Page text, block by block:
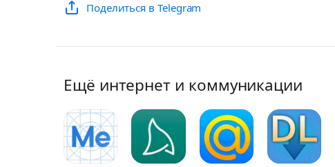
Поделиться в Telegram
Ещё интернет и коммуникации